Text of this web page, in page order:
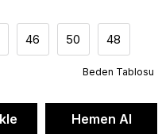
46 50 48
Beden Tablosu